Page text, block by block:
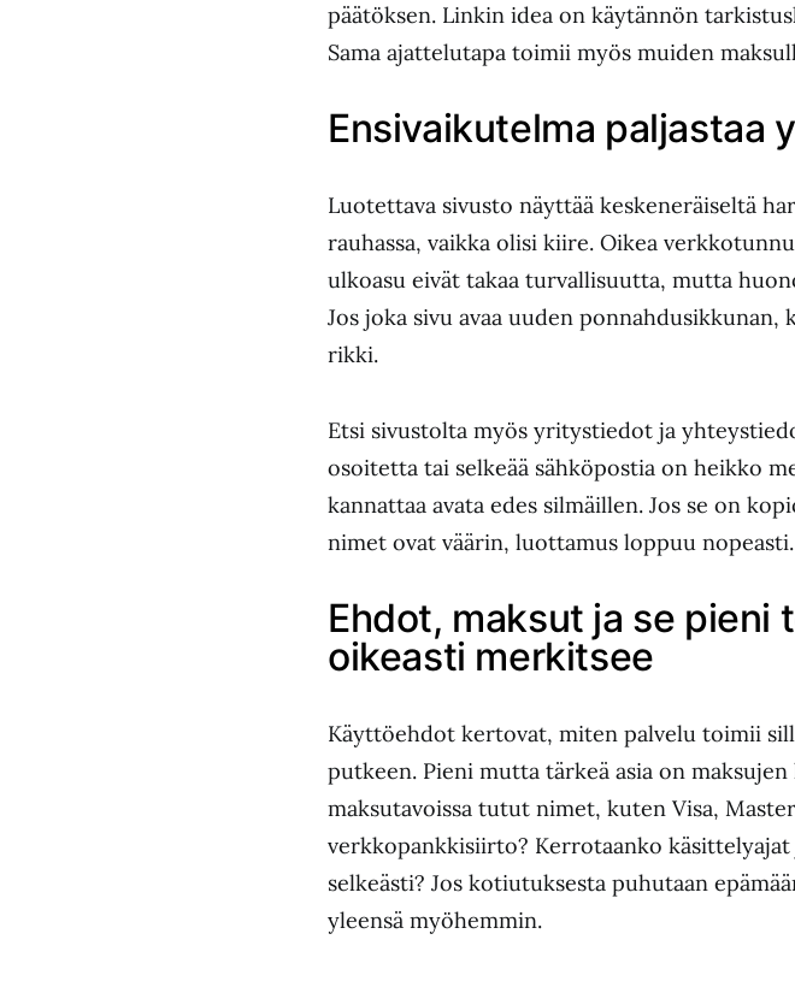
päätöksen. Linkin idea on käytännön
Sama ajattelutapa toimii myös muiden
Ensivaikutelma paljastaa
Luotettava sivusto näyttää keskeneräiseltä
rauhassa, vaikka olisi kiire. Oikea
ulkoasu eivät takaa turvallisuutta, mutta
Jos joka sivu avaa uuden
rikki.
Etsi sivustolta myös yritystiedot ja
osoitetta tai selkeää sähköpostia on heikko
kannattaa avata edes silmäillen. Jos se on
nimet ovat väärin, luottamus loppuu nopeasti.
Ehdot, maksut ja se pieni
oikeasti merkitsee
Käyttöehdot kertovat, miten palvelu toimii
putkeen. Pieni mutta tärkeä asia on
maksutavoissa tutut nimet, kuten Visa,
verkkopankkisiirto? Kerrotaanko
selkeästi? Jos kotiutuksesta puhutaan
yleensä myöhemmin.